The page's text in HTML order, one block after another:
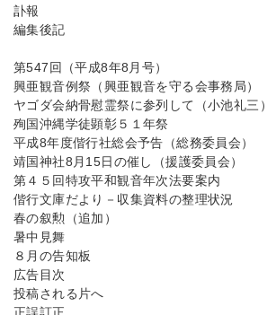
訃報
編集後記
第547回（平成8年8月号）
興亜観音例祭（興亜観音を守る会事務局）
ヤゴダ会納骨慰霊祭に参列して（小池礼三）
殉国沖縄学徒顕彰５１年祭
平成8年度偕行社総会予告（総務委員会）
靖国神社8月15日の催し（援護委員会）
第４５回特攻平和観音年次法要案内
偕行文庫だより－収集資料の整理状況
春の叙勲（追加）
暑中見舞
８月の告知板
広告目次
投稿される片へ